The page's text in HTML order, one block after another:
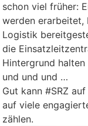
schon viel früher:
werden erarbeitet,
Logistik
die
Hintergrund
und und und …
Gut kann #SRZ
auf viele
zählen.